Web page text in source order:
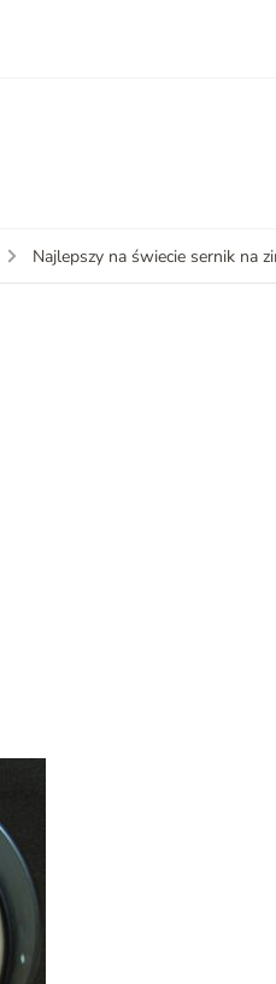
Najlepszy na świecie sernik na